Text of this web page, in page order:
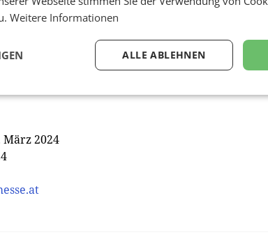
der Ausstoß von Treibhausgasen verringert
voran und gestalten eine
Bau-Fachtag der Webuild
und Dämmstoffherstellern, Kompletthaus-
geöffnet. Auch die Fensterbranche ist, etwa mit
März 2024
Weitere Informationen
ALLE ABLEHNEN